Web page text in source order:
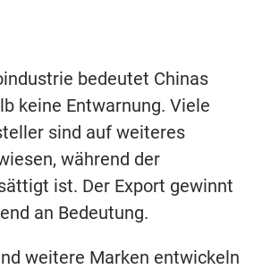
bedeutet Chinas
keine Entwarnung. Viele
sind auf weiteres
während der
ist. Der Export gewinnt
an Bedeutung.
weitere Marken entwickeln